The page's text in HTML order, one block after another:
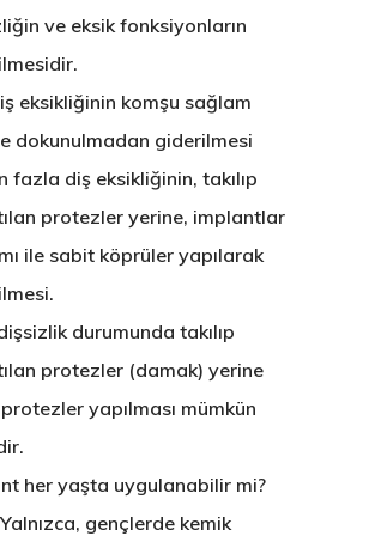
ve eksik fonksiyonların
eksikliğinin komşu sağlam
dokunulmadan giderilmesi
fazla diş eksikliğinin, takılıp
protezler yerine, implantlar
ile sabit köprüler yapılarak
durumunda takılıp
protezler (damak) yerine
yapılması mümkün
her yaşta uygulanabilir mi?
gençlerde kemik